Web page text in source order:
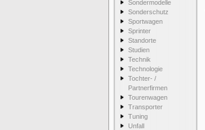
Sondermodelle
Sonderschutz
Sportwagen
Sprinter
Standorte
Studien
Technik
Technologie
Tochter- /
Partnerfirmen
Tourenwagen
Transporter
Tuning
Unfall